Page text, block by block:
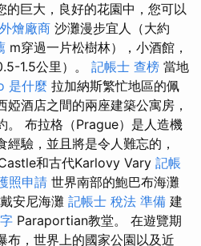
的巨大，良好的花園中，您可以
外燴廠商 沙灘漫步宜人（大約
m穿過一片松樹林），小酒館，
1.5公里）。 記帳士 查榜 當地
是什麼 拉加納斯繁忙地區的佩
酒店之間的兩座建築公寓房，
。 布拉格（Prague）是人造機
驗，並且將是令人難忘的，
和古代Karlovy Vary 記帳
照申請 世界南部的鮑巴布海灘
安尼海灘 記帳士 稅法 準備 建
Paraportian教堂。 在遊覽期
布，世界上的國家公園以及近